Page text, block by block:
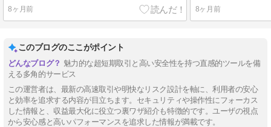
8ヶ月前 8ヶ月前
このブログのここがポイント
魅力的な超短期取引と高い安全性を持つ直感的ツールを備
える多角的サービス
この運営者は、最新の高速取引や明快なリスク設計を軸に、利用者の安心
と効率を追求する内容が目立ちます。セキュリティや操作性にフォーカス
した情報と、収益最大化に役立つ裏ワザ紹介も特徴的です。ユーザの視点
から安心感と高いパフォーマンスを追求した情報が満載です。